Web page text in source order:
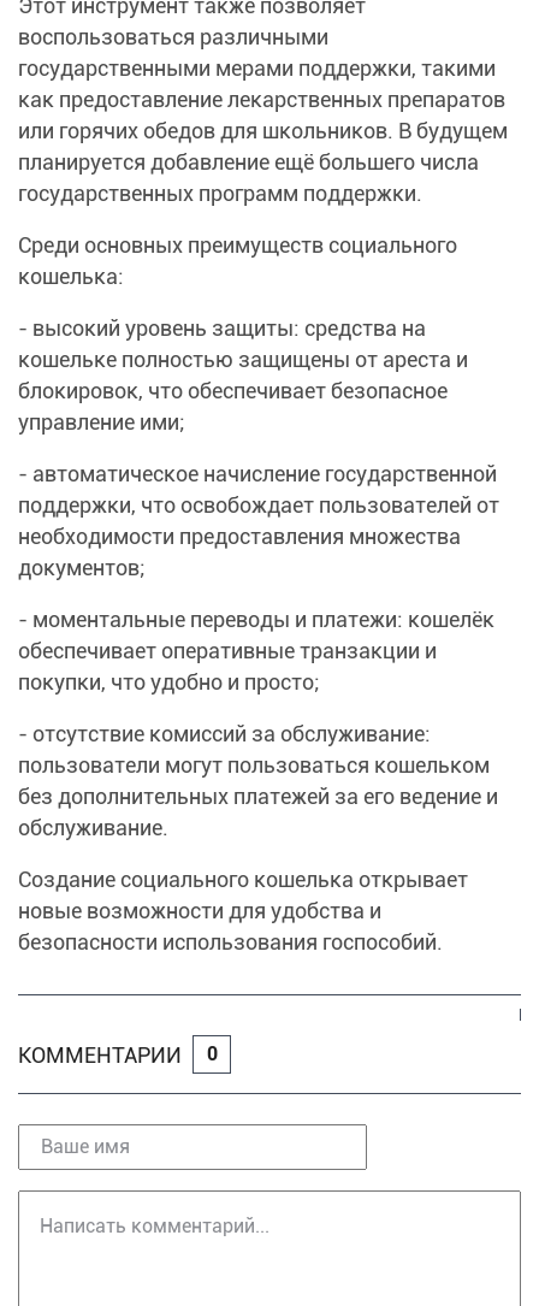
Этот инструмент также позволяет
воспользоваться различными
государственными мерами поддержки, такими
как предоставление лекарственных препаратов
или горячих обедов для школьников. В будущем
планируется добавление ещё большего числа
государственных программ поддержки.
Среди основных преимуществ социального
кошелька:
- высокий уровень защиты: средства на
кошельке полностью защищены от ареста и
блокировок, что обеспечивает безопасное
управление ими;
- автоматическое начисление государственной
поддержки, что освобождает пользователей от
необходимости предоставления множества
документов;
- моментальные переводы и платежи: кошелёк
обеспечивает оперативные транзакции и
покупки, что удобно и просто;
- отсутствие комиссий за обслуживание:
пользователи могут пользоваться кошельком
без дополнительных платежей за его ведение и
обслуживание.
Создание социального кошелька открывает
новые возможности для удобства и
безопасности использования госпособий.
КОММЕНТАРИИ 0